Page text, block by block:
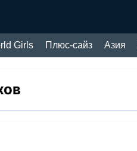
Girls Плюс-сайз Азия